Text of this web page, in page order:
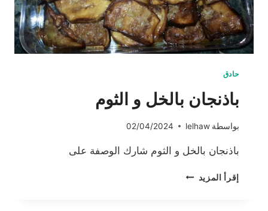
حادق
باذنجان بالخل و الثوم
بواسطة lelhaw
02/04/2024
باذنجان بالخل و الثوم شارك الوصفة على
إقرأ المزيد باذنجان